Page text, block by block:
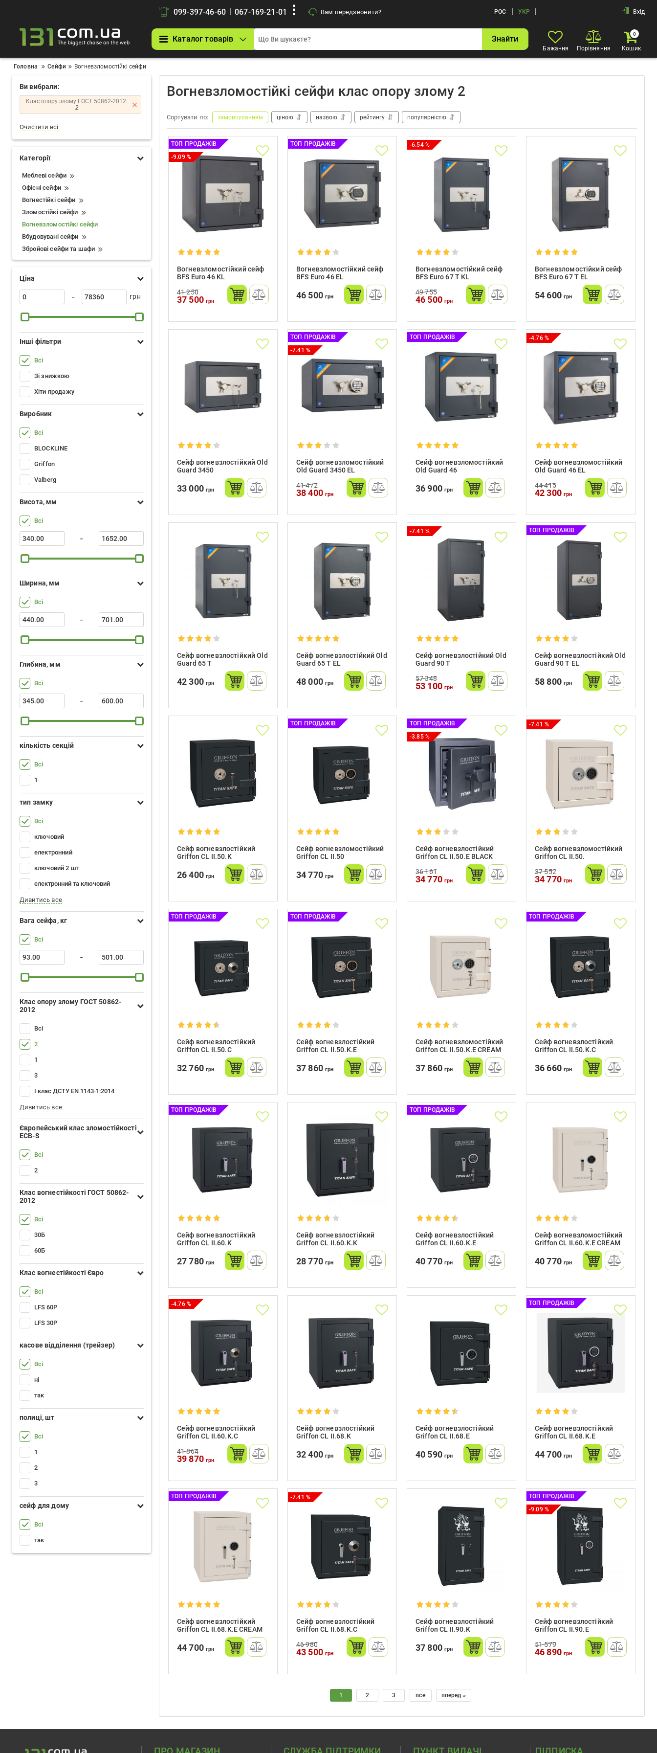
099-397-46-60 | 067-169-21-01 Вам передзвонити? РОС | УКР | Вхід
Каталог товарів Знайти
Бажання Порівняння
0
Кошик
Головна Сейфи Вогневзломостійкі сейфи
Ви вибрали:
Клас опору злому ГОСТ 50862-2012:
2
Очистити всі
Категорії
Меблеві сейфи
Офісні сейфи
Вогнестійкі сейфи
Зломостійкі сейфи
Вогневзломостійкі сейфи
Вбудовувані сейфи
Збройові сейфи та шафи
Ціна
- грн
Інші фільтри
Всі
Зі знижкою
Хіти продажу
Виробник
Всі
BLOCKLINE
Griffon
Valberg
Висота, мм
Всі
-
Ширина, мм
Всі
-
Глибина, мм
Всі
-
кількість секцій
Всі
1
тип замку
Всі
ключовий
електронний
ключовий 2 шт
електронний та ключовий
Дивитись все
Вага сейфа, кг
Всі
-
Клас опору злому ГОСТ 50862-
2012
Всі
2
1
3
І клас ДСТУ EN 1143-1:2014
Дивитись все
Європейський клас зломостійкості
ECB-S
Всі
2
Клас вогнестійкості ГОСТ 50862-
2012
Всі
30Б
60Б
Клас вогнестійкості Євро
Всі
LFS 60P
LFS 30P
касове відділення (трейзер)
Всі
ні
так
полиці, шт
Всі
1
2
3
сейф для дому
Всі
так
Вогневзломостійкі сейфи клас опору злому 2
Сортувати по: замовчуванням ціною назвою рейтингу популярністю
ТОП ПРОДАЖІВ
-9.09 %
Вогневзломостійкий сейф
BFS Euro 46 KL
41 250
37 500грн
ТОП ПРОДАЖІВ
Вогневзломостійкий сейф
BFS Euro 46 EL
46 500грн
-6.54 %
Вогневзломостійкий сейф
BFS Euro 67 T KL
49 755
46 500грн
Вогневзломостійкий сейф
BFS Euro 67 T EL
54 600грн
Сейф вогневзлостійкий Old
Guard 3450
33 000грн
ТОП ПРОДАЖІВ
-7.41 %
Сейф вогневзломостійкий
Old Guard 3450 EL
41 472
38 400грн
ТОП ПРОДАЖІВ
Сейф вогневзломостійкий
Old Guard 46
36 900грн
-4.76 %
Сейф вогневзломостійкий
Old Guard 46 EL
44 415
42 300грн
Сейф вогневзлостійкий Old
Guard 65 Т
42 300грн
Сейф вогневзлостійкий Old
Guard 65 Т EL
48 000грн
-7.41 %
Сейф вогневзлостійкий Old
Guard 90 Т
57 348
53 100грн
ТОП ПРОДАЖІВ
Сейф вогневзлостійкий Old
Guard 90 Т EL
58 800грн
Сейф вогневзлостійкий
Griffon CL II.50.K
26 400грн
ТОП ПРОДАЖІВ
Сейф вогневзломостійкий
Griffon CL II.50
34 770грн
ТОП ПРОДАЖІВ
-3.85 %
Сейф вогневзлостійкий
Griffon CL II.50.Е BLACK
36 161
34 770грн
-7.41 %
Сейф вогневзломостійкий
Griffon CL II.50.
37 552
34 770грн
ТОП ПРОДАЖІВ
Сейф вогневзлостійкий
Griffon CL II.50.C
32 760грн
ТОП ПРОДАЖІВ
Сейф вогневзлостійкий
Griffon CL II.50.K.Е
37 860грн
Сейф вогневзломостійкий
Griffon CL II.50.K.Е CREAM
37 860грн
ТОП ПРОДАЖІВ
Сейф вогневзлостійкий
Griffon CL II.50.K.C
36 660грн
ТОП ПРОДАЖІВ
Сейф вогневзлостійкий
Griffon CL II.60.K
27 780грн
Сейф вогневзлостійкий
Griffon CL II.60.K.K
28 770грн
ТОП ПРОДАЖІВ
Сейф вогневзлостійкий
Griffon CL II.60.K.E
40 770грн
Сейф вогневзломостійкий
Griffon CL II.60.K.Е CREAM
40 770грн
-4.76 %
Сейф вогневзлостійкий
Griffon CL II.60.K.C
41 864
39 870грн
Сейф вогневзлостійкий
Griffon CL II.68.K
32 400грн
Сейф вогневзлостійкий
Griffon CL II.68.E
40 590грн
ТОП ПРОДАЖІВ
Сейф вогневзлостійкий
Griffon CL II.68.K.E
44 700грн
ТОП ПРОДАЖІВ
Сейф вогневзлостійкий
Griffon CL II.68.K.E CREAM
44 700грн
-7.41 %
Сейф вогневзлостійкий
Griffon CL II.68.K.C
46 980
43 500грн
Сейф вогневзлостійкий
Griffon CL II.90.K
37 800грн
ТОП ПРОДАЖІВ
-9.09 %
Сейф вогневзлостійкий
Griffon CL II.90.E
51 579
46 890грн
1 2 3 все вперед »